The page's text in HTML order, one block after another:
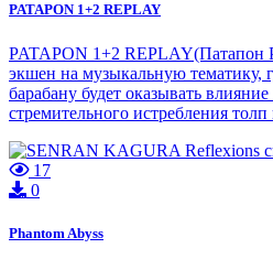
PATAPON 1+2 REPLAY
PATAPON 1+2 REPLAY(Патапон
экшен на музыкальную тематику,
барабану будет оказывать
стремительного истребления
17
0
Phantom Abyss